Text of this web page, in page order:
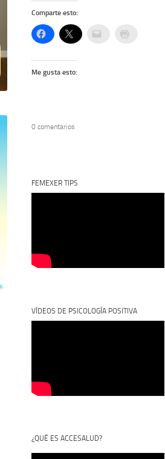
Comparte esto:
Me gusta esto:
0 comentarios
FEMEXER TIPS
VÍDEOS DE PSICOLOGÍA POSITIVA
¿QUÉ ES ACCESALUD?